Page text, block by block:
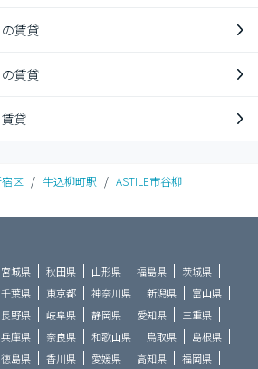
賃貸
賃貸
貸
区 / 牛込柳町駅 / ASTILE市谷柳
宮城県 秋田県 山形県 福島県
茨城県
千葉県 東京都 神奈川県 新潟県
富山県
長野県 岐阜県 静岡県 愛知県
三重県
兵庫県 奈良県 和歌山県 鳥取県
島根県
徳島県 香川県 愛媛県 高知県 福岡県